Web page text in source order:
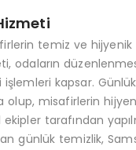
temiz ve hijyenik
odaların
kapsar.
misafirlerin
tarafından
günlük temizlik,